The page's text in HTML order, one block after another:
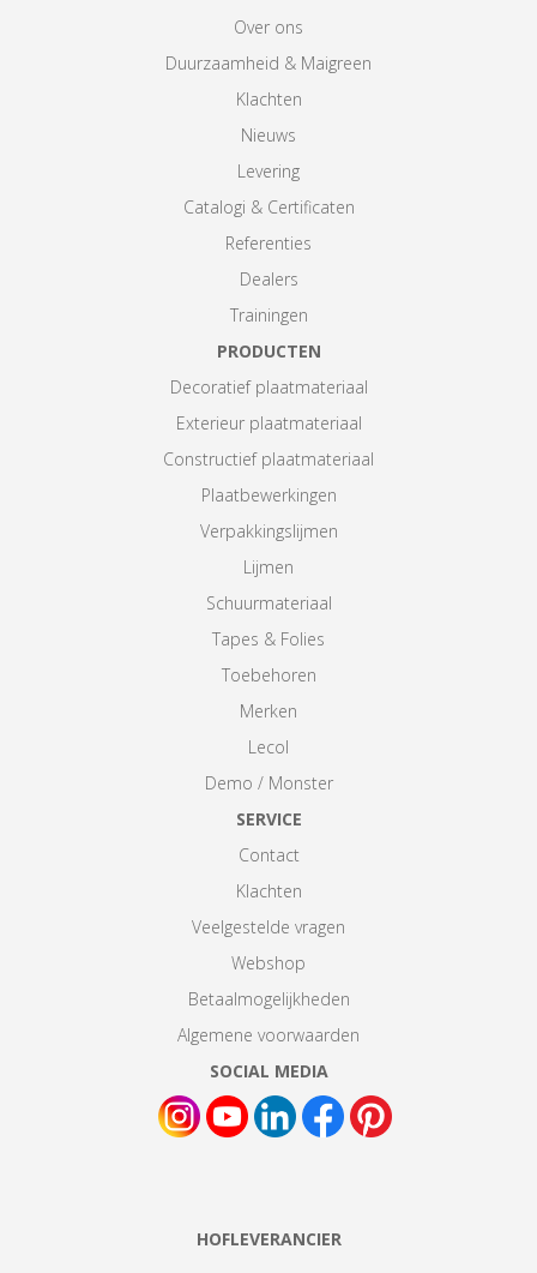
Over ons
Duurzaamheid & Maigreen
Klachten
Nieuws
Levering
Catalogi & Certificaten
Referenties
Dealers
Trainingen
PRODUCTEN
Decoratief plaatmateriaal
Exterieur plaatmateriaal
Constructief plaatmateriaal
Plaatbewerkingen
Verpakkingslijmen
Lijmen
Schuurmateriaal
Tapes & Folies
Toebehoren
Merken
Lecol
Demo / Monster
SERVICE
Contact
Klachten
Veelgestelde vragen
Webshop
Betaalmogelijkheden
Algemene voorwaarden
SOCIAL MEDIA
HOFLEVERANCIER